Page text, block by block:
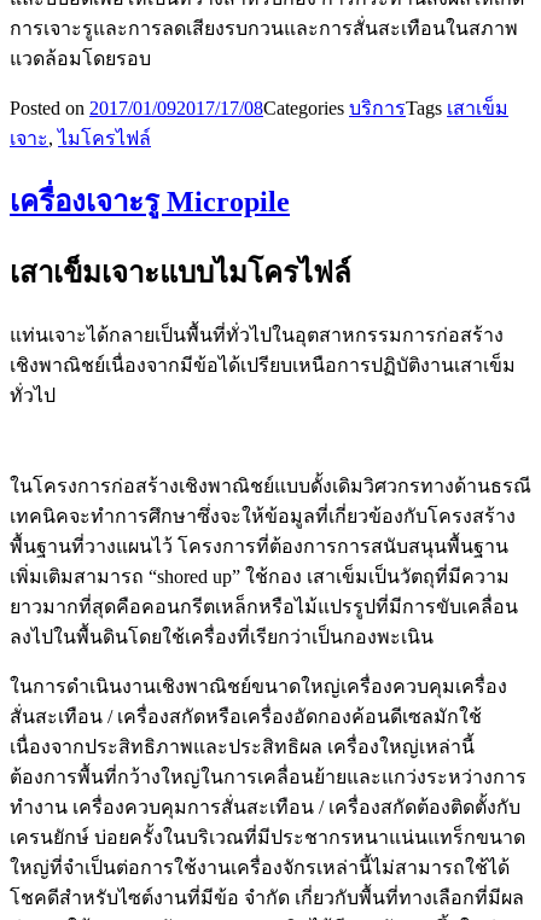
การเจาะรูและการลดเสียงรบกวนและการสั่นสะเทือนในสภาพ
แวดล้อมโดยรอบ
Posted on 2017/01/092017/17/08Categories บริการTags เสาเข็ม
เจาะ,ไมโครไฟล์
เครื่องเจาะรู Micropile
เสาเข็มเจาะแบบไมโครไฟล์
แท่นเจาะได้กลายเป็นพื้นที่ทั่วไปในอุตสาหกรรมการก่อสร้าง
เชิงพาณิชย์เนื่องจากมีข้อได้เปรียบเหนือการปฏิบัติงานเสาเข็ม
ทั่วไป
ในโครงการก่อสร้างเชิงพาณิชย์แบบดั้งเดิมวิศวกรทางด้านธรณี
เทคนิคจะทำการศึกษาซึ่งจะให้ข้อมูลที่เกี่ยวข้องกับโครงสร้าง
พื้นฐานที่วางแผนไว้ โครงการที่ต้องการการสนับสนุนพื้นฐาน
เพิ่มเติมสามารถ “shored up” ใช้กอง เสาเข็มเป็นวัตถุที่มีความ
ยาวมากที่สุดคือคอนกรีตเหล็กหรือไม้แปรรูปที่มีการขับเคลื่อน
ลงไปในพื้นดินโดยใช้เครื่องที่เรียกว่าเป็นกองพะเนิน
ในการดำเนินงานเชิงพาณิชย์ขนาดใหญ่เครื่องควบคุมเครื่อง
สั่นสะเทือน / เครื่องสกัดหรือเครื่องอัดกองค้อนดีเซลมักใช้
เนื่องจากประสิทธิภาพและประสิทธิผล เครื่องใหญ่เหล่านี้
ต้องการพื้นที่กว้างใหญ่ในการเคลื่อนย้ายและแกว่งระหว่างการ
ทำงาน เครื่องควบคุมการสั่นสะเทือน / เครื่องสกัดต้องติดตั้งกับ
เครนยักษ์ บ่อยครั้งในบริเวณที่มีประชากรหนาแน่นแทร็กขนาด
ใหญ่ที่จำเป็นต่อการใช้งานเครื่องจักรเหล่านี้ไม่สามารถใช้ได้
โชคดีสำหรับไซต์งานที่มีข้อ จำกัด เกี่ยวกับพื้นที่ทางเลือกที่มีผล